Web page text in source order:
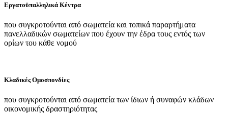
Εργατοϋπαλληλικά Κέντρα
που συγκροτούνται από σωματεία και τοπικά παραρτήματα
πανελλαδικών σωματείων που έχουν την έδρα τους εντός των
ορίων του κάθε νομού
Κλαδικές Ομοσπονδίες
που συγκροτούνται από σωματεία των ίδιων ή συναφών κλάδων
οικονομικής δραστηριότητας